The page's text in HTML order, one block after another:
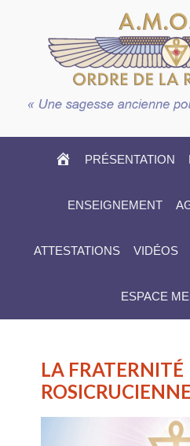
HOME
PRÉSENTATION
ENSEIGNEMENT
ATTESTATIONS VIDÉOS
ESPACE
LA FRATERNITÉ
ROSICRUCIENNE